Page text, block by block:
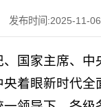
发布时间:2025-11-06
国家主席、
着眼新时代